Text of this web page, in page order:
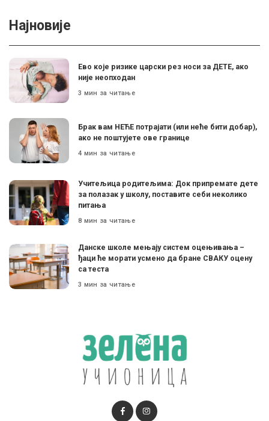
Најновије
Ево које ризике царски рез носи за ДЕТЕ, ако
није неопходан
3 мин за читање
Брак вам НЕЋЕ потрајати (или неће бити добар),
ако не поштујете ове границе
4 мин за читање
Учитељица родитељима: Док припремате дете
за полазак у школу, поставите себи неколико
питања
8 мин за читање
Данске школе мењају систем оцењивања –
ђаци ће морати усмено да бране СВАКУ оцену
са теста
3 мин за читање